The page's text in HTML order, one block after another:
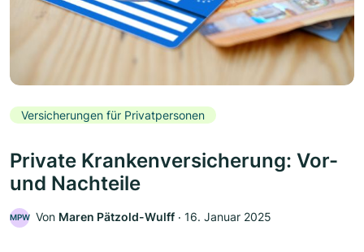
Versicherungen für Privatpersonen
Private Krankenversicherung: Vor-
und Nachteile
MPW Von Maren Pätzold-Wulff ‧ 16. Januar 2025